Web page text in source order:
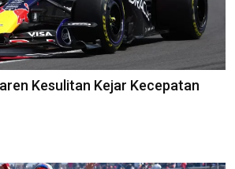
Kesulitan Kejar Kecepatan